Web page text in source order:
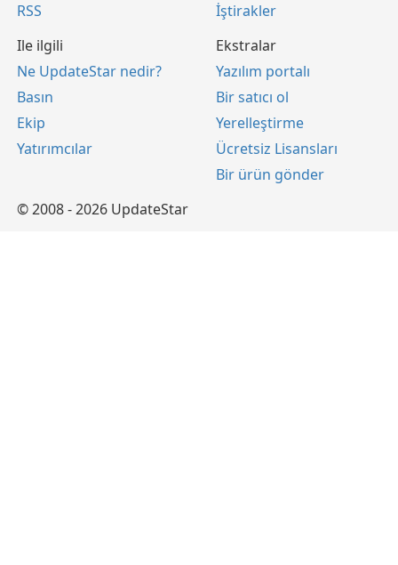
RSS
İştirakler
Ile ilgili
Ne UpdateStar nedir?
Basın
Ekip
Yatırımcılar
Ekstralar
Yazılım portalı
Bir satıcı ol
Yerelleştirme
Ücretsiz Lisansları
Bir ürün gönder
© 2008 - 2026 UpdateStar